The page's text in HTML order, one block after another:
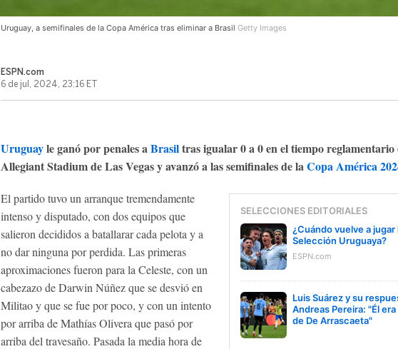
Uruguay, a semifinales de la Copa América tras eliminar a Brasil Getty Images
ESPN.com
6 de jul, 2024, 23:16 ET
Uruguayle ganó por penales aBrasiltras igualar 0 a 0 en el tiempo reglamentario
Allegiant Stadium de Las Vegas y avanzó a las semifinales de laCopa América
SELECCIONES EDITORIALES
¿Cuándo vuelve a jugar
Selección Uruguaya?
ESPN.com
Luis Suárez y su
Andreas Pereira: "Él
de De Arrascaeta"
El partido tuvo un arranque tremendamente
intenso y disputado, con dos equipos que
salieron decididos a batallarar cada pelota y a
no dar ninguna por perdida. Las primeras
aproximaciones fueron para la Celeste, con un
cabezazo de Darwin Núñez que se desvió en
Militao y que se fue por poco, y con un intento
por arriba de Mathías Olivera que pasó por
arriba del travesaño. Pasada la media hora de